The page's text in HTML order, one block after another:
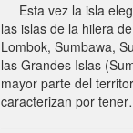
Esta vez la isla
las islas de la hilera
Lombok, Sumbawa,
las Grandes Islas
mayor parte del
caracterizan por